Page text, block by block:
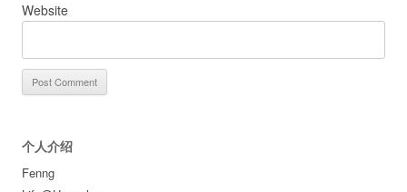
Website
个人介绍
Fenng